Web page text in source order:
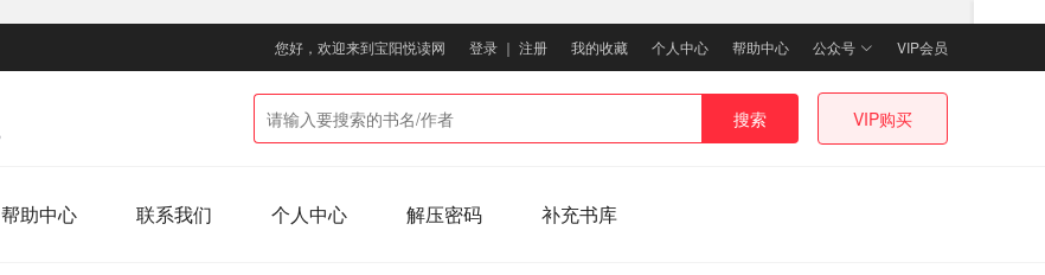
您好，欢迎来到宝阳悦读网 登录 ｜ 注册 我的收藏 个人中心 帮助中心 公众号 VIP会员
搜索 VIP购买
帮助中心 联系我们 个人中心 解压密码 补充书库